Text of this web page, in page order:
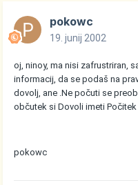
pokowc
19. junij 2002
oj, ninoy, ma nisi zafrustriran,
informacij, da se podaš na
dovolj, ane .Ne počuti se
občutek si Dovoli imeti
pokowc